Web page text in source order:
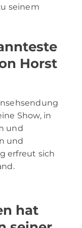
seinem
Horst
Show, in
und
und
erfreut sich
hat